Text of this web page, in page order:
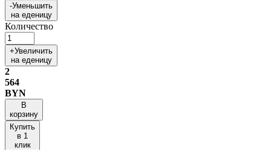
-Уменьшить
на еденицу
Количество
+Увеличить
на еденицу
2
564
BYN
В
корзину
Купить
в 1
клик